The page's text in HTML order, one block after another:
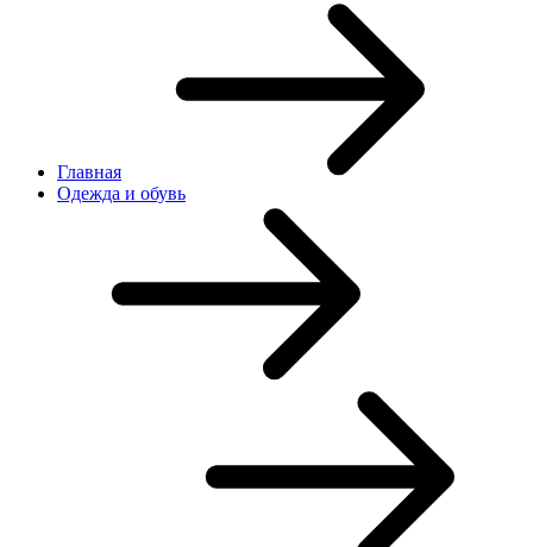
Главная
Одежда и обувь